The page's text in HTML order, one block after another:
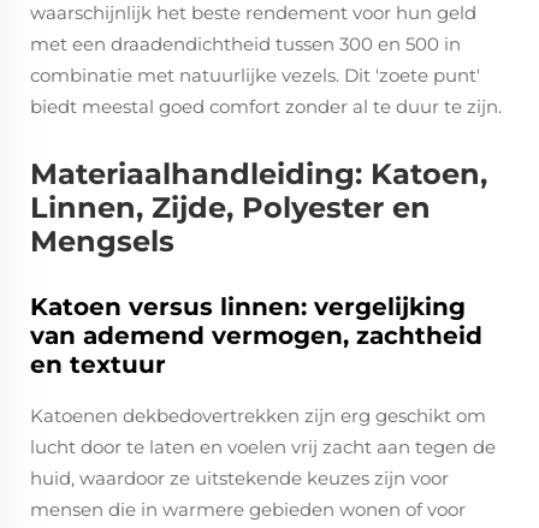
waarschijnlijk het beste rendement voor hun geld
met een draadendichtheid tussen 300 en 500 in
combinatie met natuurlijke vezels. Dit 'zoete punt'
biedt meestal goed comfort zonder al te duur te zijn.
Materiaalhandleiding: Katoen,
Linnen, Zijde, Polyester en
Mengsels
Katoen versus linnen: vergelijking
van ademend vermogen, zachtheid
en textuur
Katoenen dekbedovertrekken zijn erg geschikt om
lucht door te laten en voelen vrij zacht aan tegen de
huid, waardoor ze uitstekende keuzes zijn voor
mensen die in warmere gebieden wonen of voor